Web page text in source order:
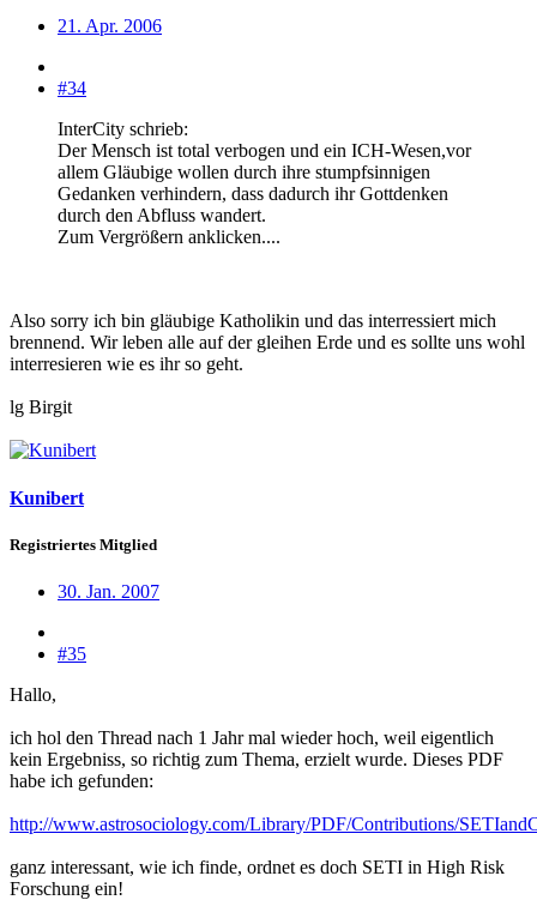
21. Apr. 2006
#34
InterCity schrieb:
Der Mensch ist total verbogen und ein ICH-Wesen,vor
allem Gläubige wollen durch ihre stumpfsinnigen
Gedanken verhindern, dass dadurch ihr Gottdenken
durch den Abfluss wandert.
Zum Vergrößern anklicken....
Also sorry ich bin gläubige Katholikin und das interressiert mich
brennend. Wir leben alle auf der gleihen Erde und es sollte uns wohl
interresieren wie es ihr so geht.
lg Birgit
Kunibert
Registriertes Mitglied
30. Jan. 2007
#35
Hallo,
ich hol den Thread nach 1 Jahr mal wieder hoch, weil eigentlich
kein Ergebniss, so richtig zum Thema, erzielt wurde. Dieses PDF
habe ich gefunden:
http://www.astrosociology.com/Library/PDF/Contributions/
ganz interessant, wie ich finde, ordnet es doch SETI in High Risk
Forschung ein!